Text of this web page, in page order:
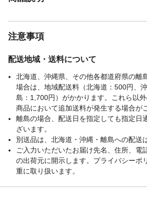
注意事項
配送地域・送料について
北海道、沖縄県、その他各都道府県の離
場合は、地域配送料（北海道：500円、
島：1,700円）がかかります。これら以
商品において追加送料が発生する場合が
離島の場合、配送日を指定しても指定日
ざいます。
別送品は、北海道・沖縄・離島への配送
ご入力いただいたお届け先名、住所、電
の出荷元に開示します。プライバシーポ
重に取り扱います。